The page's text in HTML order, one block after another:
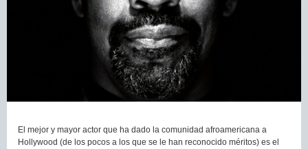
El mejor y mayor actor que ha dado la comunidad afroamericana a
Hollywood (de los pocos a los que se le han reconocido méritos) es el